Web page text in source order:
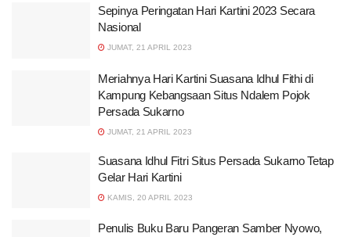
Sepinya Peringatan Hari Kartini 2023 Secara
Nasional
JUMAT, 21 APRIL 2023
Meriahnya Hari Kartini Suasana Idhul Fithi di
Kampung Kebangsaan Situs Ndalem Pojok
Persada Sukarno
JUMAT, 21 APRIL 2023
Suasana Idhul Fitri Situs Persada Sukarno Tetap
Gelar Hari Kartini
KAMIS, 20 APRIL 2023
Penulis Buku Baru Pangeran Samber Nyowo,